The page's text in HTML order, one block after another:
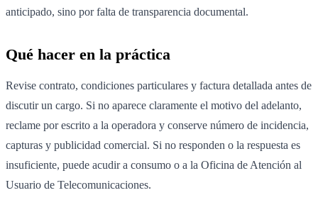
anticipado, sino por falta de transparencia documental.
Qué hacer en la práctica
Revise contrato, condiciones particulares y factura detallada antes de
discutir un cargo. Si no aparece claramente el motivo del adelanto,
reclame por escrito a la operadora y conserve número de incidencia,
capturas y publicidad comercial. Si no responden o la respuesta es
insuficiente, puede acudir a consumo o a la Oficina de Atención al
Usuario de Telecomunicaciones.